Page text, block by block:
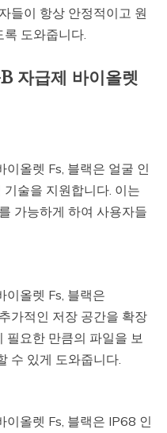
들이 항상 안정적이고 원
도와줍니다.
자급제 바이올렛
올렛 Fs, 블랙은 얼굴 인
술을 지원합니다. 이는
가능하게 하여 사용자들
올렛 Fs, 블랙은
가적인 저장 공간을 확장
필요한 만큼의 파일을 보
수 있게 도와줍니다.
올렛 Fs, 블랙은 IP68 인